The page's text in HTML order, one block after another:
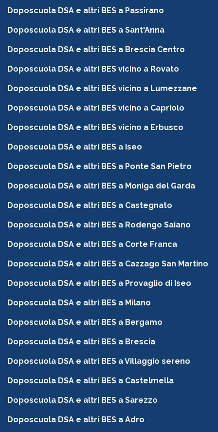
Doposcuola DSA e altri BES a Passirano
Doposcuola DSA e altri BES a Sant'Anna
Doposcuola DSA e altri BES a Brescia Centro
Doposcuola DSA e altri BES vicino a Rovato
Doposcuola DSA e altri BES vicino a Lumezzane
Doposcuola DSA e altri BES vicino a Capriolo
Doposcuola DSA e altri BES vicino a Erbusco
Doposcuola DSA e altri BES a Iseo
Doposcuola DSA e altri BES a Ponte San Pietro
Doposcuola DSA e altri BES a Moniga del Garda
Doposcuola DSA e altri BES a Castegnato
Doposcuola DSA e altri BES a Rodengo Saiano
Doposcuola DSA e altri BES a Corte Franca
Doposcuola DSA e altri BES a Cazzago San Martino
Doposcuola DSA e altri BES a Provaglio di Iseo
Doposcuola DSA e altri BES a Milano
Doposcuola DSA e altri BES a Bergamo
Doposcuola DSA e altri BES a Brescia
Doposcuola DSA e altri BES a Villaggio sereno
Doposcuola DSA e altri BES a Castelmella
Doposcuola DSA e altri BES a Sarezzo
Doposcuola DSA e altri BES a Adro